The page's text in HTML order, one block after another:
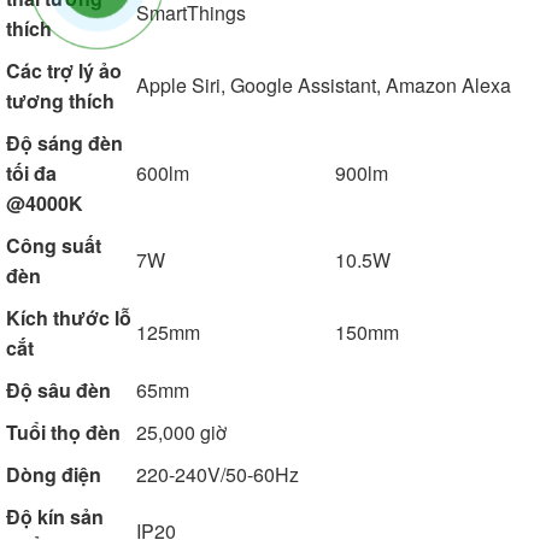
thích
SmartThings
Các trợ lý ảo
tương thích
Apple Siri, Google Assistant, Amazon Alexa
Độ sáng đèn
tối đa
@4000K
600lm 900lm
Công suất
đèn
7W 10.5W
Kích thước lỗ
cắt
125mm 150mm
Độ sâu đèn
65mm
Tuổi thọ đèn
25,000 giờ
Dòng điện
220-240V/50-60Hz
Độ kín sản
IP20